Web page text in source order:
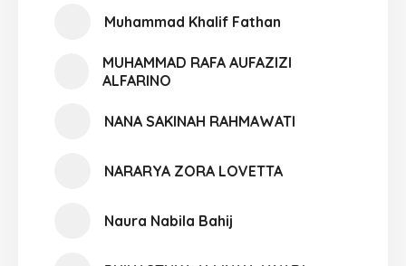
Muhammad Khalif Fathan
MUHAMMAD RAFA AUFAZIZI
ALFARINO
NANA SAKINAH RAHMAWATI
NARARYA ZORA LOVETTA
Naura Nabila Bahij